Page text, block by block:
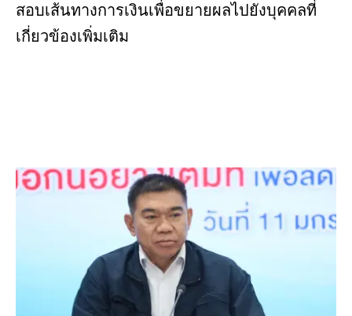
สอบเส้นทางการเงินเพื่อขยายผลไปยังบุคคลที่
เกี่ยวข้องเพิ่มเติม